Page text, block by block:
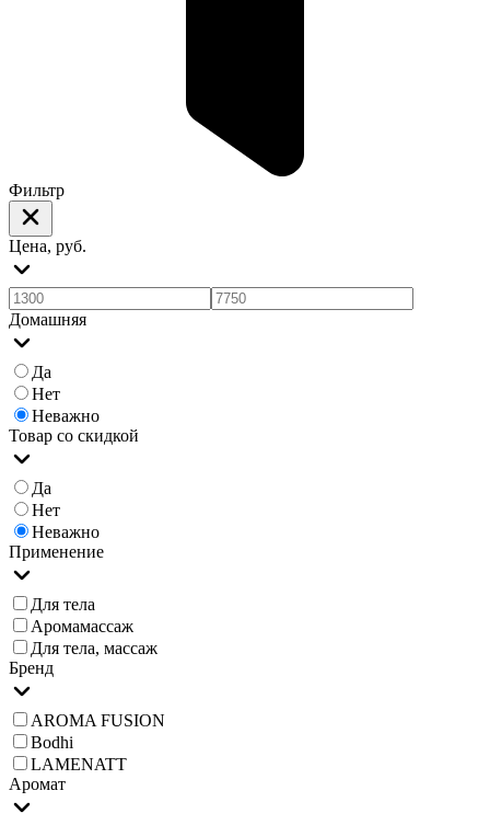
Фильтр
Цена, руб.
Домашняя
Да
Нет
Неважно
Товар со скидкой
Да
Нет
Неважно
Применение
Для тела
Аромамассаж
Для тела, массаж
Бренд
AROMA FUSION
Bodhi
LAMENATT
Аромат